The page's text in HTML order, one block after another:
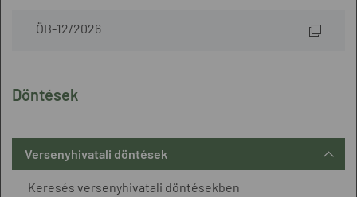
Döntések
Versenyhivatali döntések
Keresés versenyhivatali döntésekben
ÖB-12/2026